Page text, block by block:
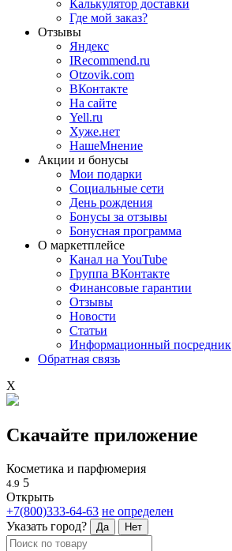
Калькулятор доставки
Где мой заказ?
Отзывы
Яндекс
IRecommend.ru
Otzovik.com
ВКонтакте
На сайте
Yell.ru
Хуже.нет
НашеМнение
Акции и бонусы
Мои подарки
Социальные сети
День рождения
Бонусы за отзывы
Бонусная программа
О маркетплейсе
Канал на YouTube
Группа ВКонтакте
Финансовые гарантии
Отзывы
Новости
Статьи
Информационный посредник
Обратная связь
X
Скачайте приложение
Косметика и парфюмерия
4.9 5
Открыть
+7(800)333-64-63 не определен
Указать город?
Да Нет